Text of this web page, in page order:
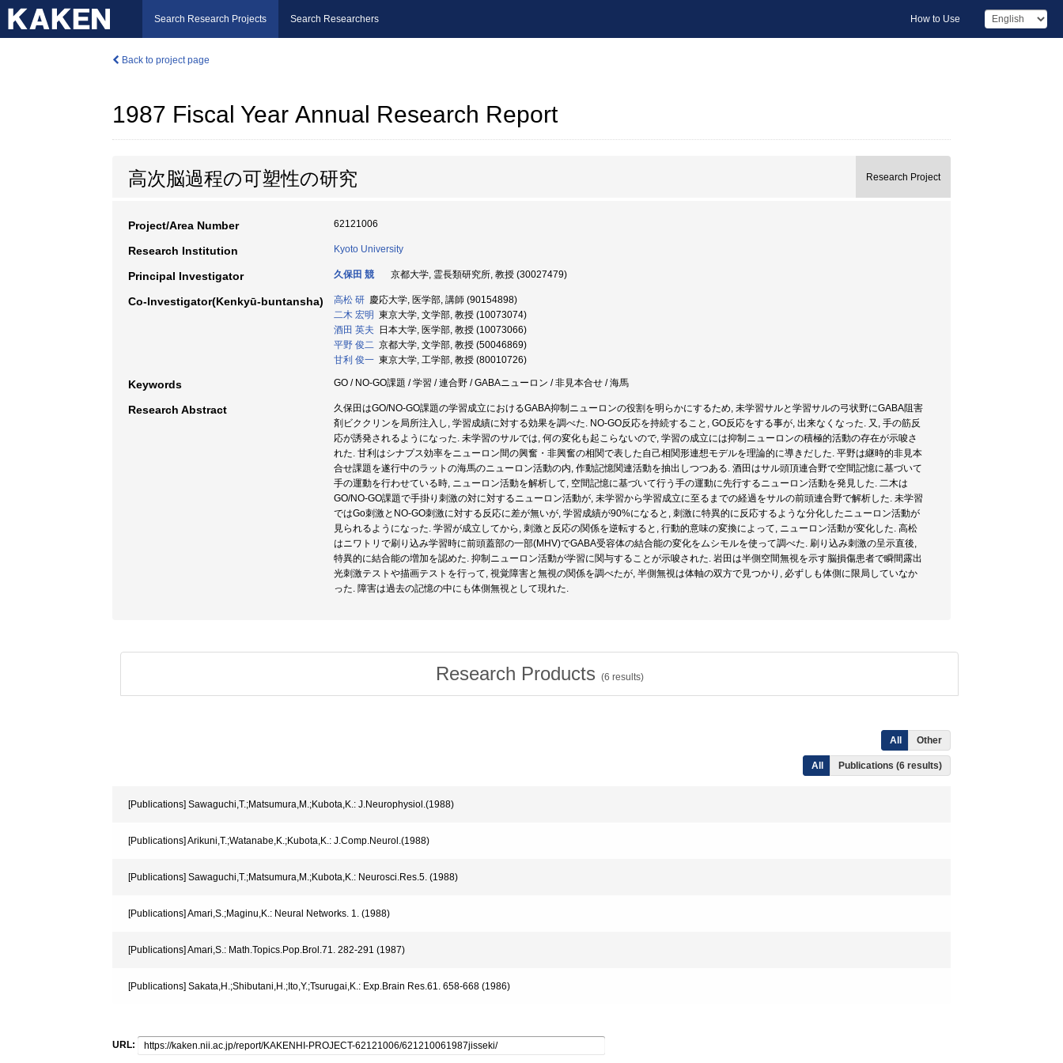
Search Research Projects Search Researchers How to Use
Back to project page
1987 Fiscal Year Annual Research Report
高次脳過程の可塑性の研究 Research Project
Project/Area Number 62121006
Research Institution Kyoto University
Principal Investigator 久保田 競 京都大学, 霊長類研究所, 教授 (30027479)
Co-Investigator(Kenkyū-buntansha) 高松 研 慶応大学, 医学部, 講師 (90154898)
二木 宏明 東京大学, 文学部, 教授 (10073074)
酒田 英夫 日本大学, 医学部, 教授 (10073066)
平野 俊二 京都大学, 文学部, 教授 (50046869)
甘利 俊一 東京大学, 工学部, 教授 (80010726)
Keywords GO / NO-GO課題 / 学習 / 連合野 / GABAニューロン / 非見本合せ / 海馬
Research Abstract
久保田はGO/NO-GO課題の学習成立におけるGABA抑制ニューロンの役割を明らかにするため, 未学習サルと学習サルの弓状野にGABA阻害
剤ビククリンを局所注入し, 学習成績に対する効果を調べた. NO-GO反応を持続すること, GO反応をする事が, 出来なくなった. 又, 手の筋反
応が誘発されるようになった. 未学習のサルでは, 何の変化も起こらないので, 学習の成立には抑制ニューロンの積極的活動の存在が示唆さ
れた. 甘利はシナプス効率をニューロン間の興奮・非興奮の相関で表した自己相関形連想モデルを理論的に導きだした. 平野は継時的非見本
合せ課題を遂行中のラットの海馬のニューロン活動の内, 作動記憶関連活動を抽出しつつある. 酒田はサル頭頂連合野で空間記憶に基づいて
手の運動を行わせている時, ニューロン活動を解析して, 空間記憶に基づいて行う手の運動に先行するニューロン活動を発見した. 二木は
GO/NO-GO課題で手掛り刺激の対に対するニューロン活動が, 未学習から学習成立に至るまでの経過をサルの前頭連合野で解析した. 未学習
ではGo刺激とNO-GO刺激に対する反応に差が無いが, 学習成績が90%になると, 刺激に特異的に反応するような分化したニューロン活動が
見られるようになった. 学習が成立してから, 刺激と反応の関係を逆転すると, 行動的意味の変換によって, ニューロン活動が変化した. 高松
はニワトリで刷り込み学習時に前頭蓋部の一部(MHV)でGABA受容体の結合能の変化をムシモルを使って調べた. 刷り込み刺激の呈示直後,
特異的に結合能の増加を認めた. 抑制ニューロン活動が学習に関与することが示唆された. 岩田は半側空間無視を示す脳損傷患者で瞬間露出
光刺激テストや描画テストを行って, 視覚障害と無視の関係を調べたが, 半側無視は体軸の双方で見つかり, 必ずしも体側に限局していなか
った. 障害は過去の記憶の中にも体側無視として現れた.
Research Products (6 results)
All Other
All Publications (6 results)
[Publications] Sawaguchi,T.;Matsumura,M.;Kubota,K.: J.Neurophysiol.(1988)
[Publications] Arikuni,T.;Watanabe,K.;Kubota,K.: J.Comp.Neurol.(1988)
[Publications] Sawaguchi,T.;Matsumura,M.;Kubota,K.: Neurosci.Res.5. (1988)
[Publications] Amari,S.;Maginu,K.: Neural Networks. 1. (1988)
[Publications] Amari,S.: Math.Topics.Pop.Brol.71. 282-291 (1987)
[Publications] Sakata,H.;Shibutani,H.;Ito,Y.;Tsurugai,K.: Exp.Brain Res.61. 658-668 (1986)
URL: